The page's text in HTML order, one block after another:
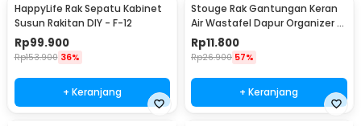
HappyLife Rak Sepatu Kabinet
Susun Rakitan DIY - F-12
Rp99.900
Rp153.900 36%
+ Keranjang
Stouge Rak Gantungan Keran
Air Wastafel Dapur Organizer -
PXM19
Rp11.800
Rp26.900 57%
+ Keranjang